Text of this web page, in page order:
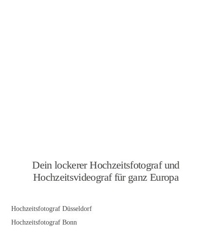
Dein lockerer Hochzeitsfotograf und
Hochzeitsvideograf für ganz Europa
Hochzeitsfotograf Düsseldorf
Hochzeitsfotograf Bonn